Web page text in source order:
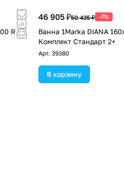
R
46 905 ₽50 435 ₽ -7%
Ванна 1Marka DIANA
Комплект Стандарт 2+
Арт. 39380
В корзину